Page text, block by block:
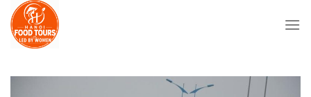
Skip
content